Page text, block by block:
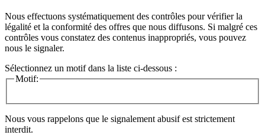
Nous effectuons systématiquement des contrôles pour vérifier la
légalité et la conformité des offres que nous diffusons. Si malgré ces
contrôles vous constatez des contenus inappropriés, vous pouvez
nous le signaler.
Sélectionnez un motif dans la liste ci-dessous :
Motif:
Nous vous rappelons que le signalement abusif est strictement
interdit.